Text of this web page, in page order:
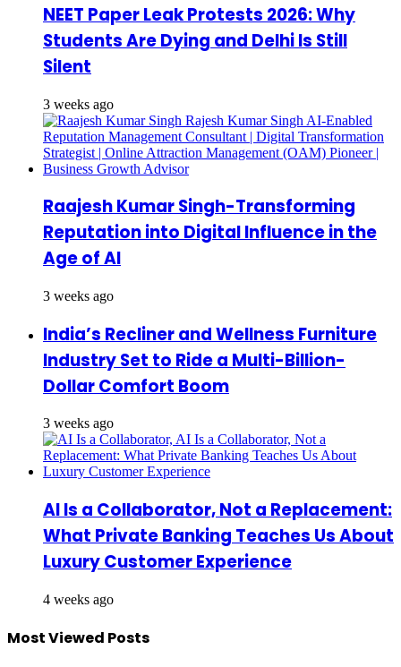
NEET Paper Leak Protests 2026: Why
Students Are Dying and Delhi Is Still
Silent
3 weeks ago
Raajesh Kumar Singh-Transforming
Reputation into Digital Influence in the
Age of AI
3 weeks ago
India’s Recliner and Wellness Furniture
Industry Set to Ride a Multi-Billion-
Dollar Comfort Boom
3 weeks ago
AI Is a Collaborator, Not a Replacement:
What Private Banking Teaches Us About
Luxury Customer Experience
4 weeks ago
Most Viewed Posts